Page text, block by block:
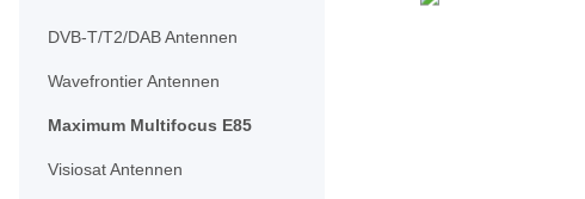
DVB-T/T2/DAB Antennen
Wavefrontier Antennen
Maximum Multifocus E85
Visiosat Antennen